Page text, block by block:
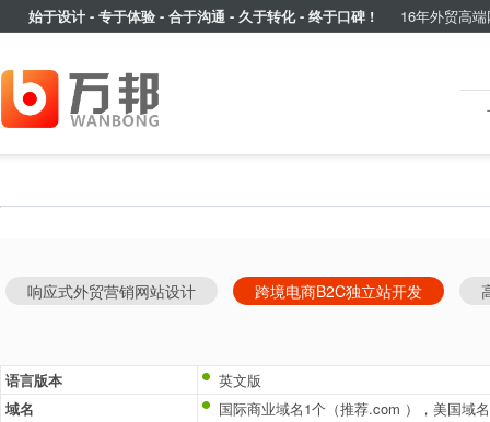
始于设计 - 专于体验 - 合于沟通 - 久于转化 - 终于口碑 !16年外贸高端网
响应式外贸营销网站设计 跨境电商B2C独立站开发
语言版本
英文版
域名
国际商业域名1个（推荐.com ），美国域